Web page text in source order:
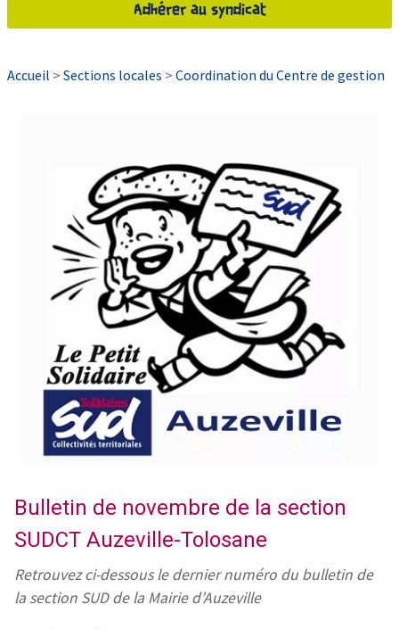
Adhérer au syndicat
Accueil > Sections locales > Coordination du Centre de gestion
Bulletin de novembre de la section
SUDCT Auzeville-Tolosane
Retrouvez ci-dessous le dernier numéro du bulletin de
la section SUD de la Mairie d’Auzeville